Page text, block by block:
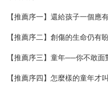
【推薦序一】還給孩子一個
【推薦序二】創傷的生命仍
【推薦序三】童年──你不敢
【推薦序四】怎麼樣的童年